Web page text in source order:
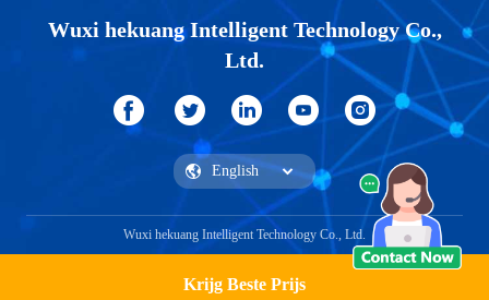
Krijg Beste Prijs
Wuxi hekuang Intelligent Technology Co.,
Ltd.
Wuxi hekuang Intelligent Technology Co., Ltd.
Vraag een offerte aan